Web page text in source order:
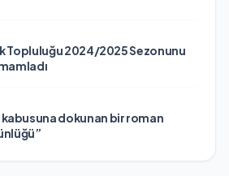
Topluluğu 2024/2025 Sezonunu
dokunan bir roman